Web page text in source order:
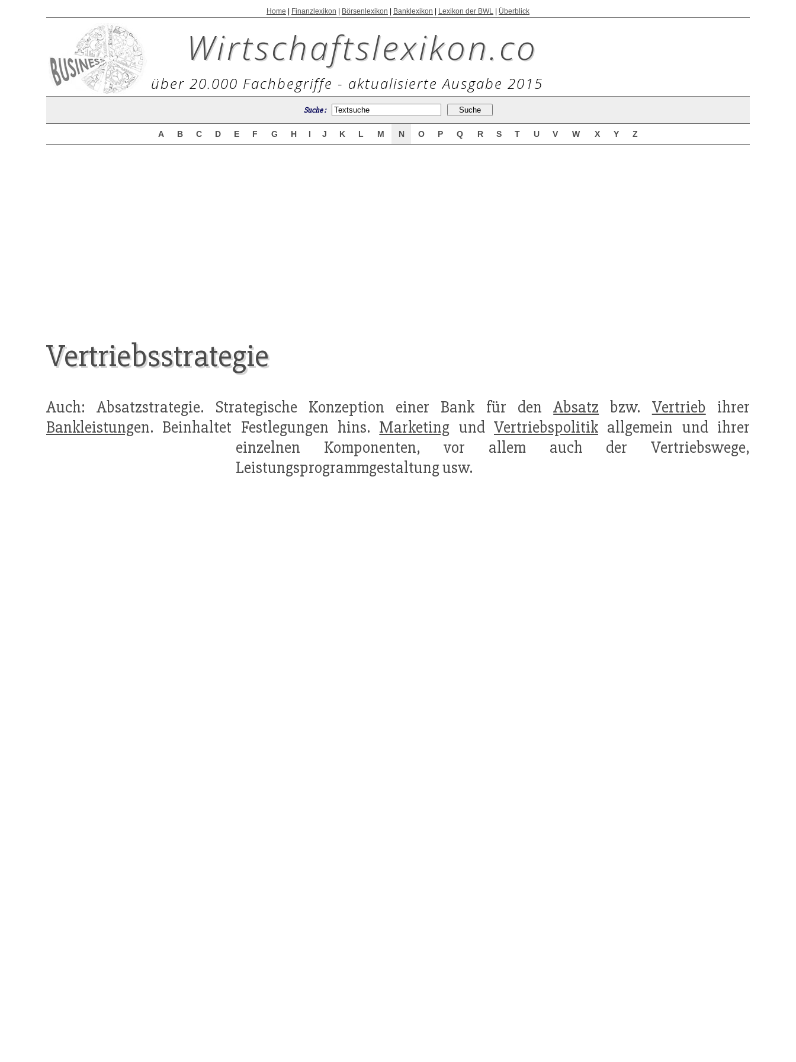
Home Finanzlexikon Börsenlexikon Banklexikon Lexikon der BWL Überblick
Wirtschaftslexikon.co
über 20.000 Fachbegriffe - aktualisierte Ausgabe 2015
Suche :
A B C D E F G H I J K L M N O P Q R S T U V W X Y Z
Vertriebsstrategie
Auch: Absatzstrategie. Strategische Konzeption einer Bank für denAbsatz bzw. Vertrieb ihrer
Bankleistungen. Beinhaltet Festlegungen hins. Marketing undVertriebspolitik allgemein und ihrer
einzelnen Komponenten, vor allem auch der Vertriebswege,
Leistungsprogrammgestaltung usw.